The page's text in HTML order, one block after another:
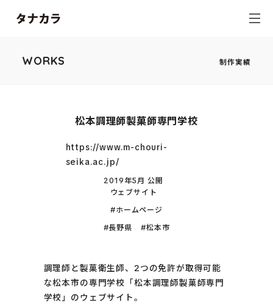
WORKS 制作実績
松本調理師製菓師専門学校
https://www.m-chouri-
seika.ac.jp/
2019年5月 公開
ウェブサイト
ホームページ
長野県
松本市
調理師と製菓衛生師、2つの免許が取得可能
な松本市の専門学校「松本調理師製菓師専門
学校」のウェブサイト。